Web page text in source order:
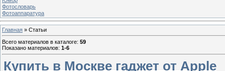
Фотословарь
Фотоаппаратура
Главная » Статьи
Всего материалов в каталоге: 59
Показано материалов: 1-6
Купить в Москве гаджет от Apple